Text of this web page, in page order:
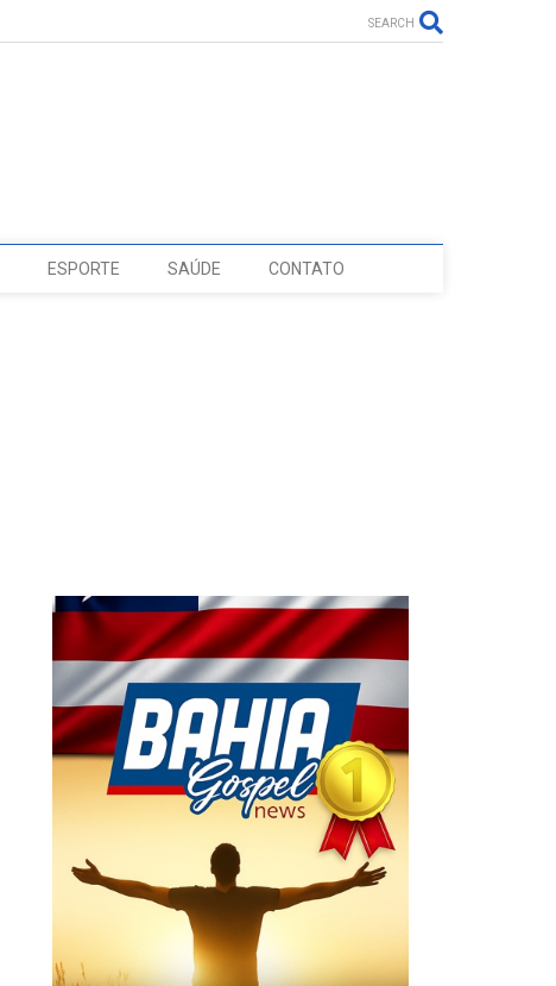
SEARCH
ESPORTE SAÚDE CONTATO